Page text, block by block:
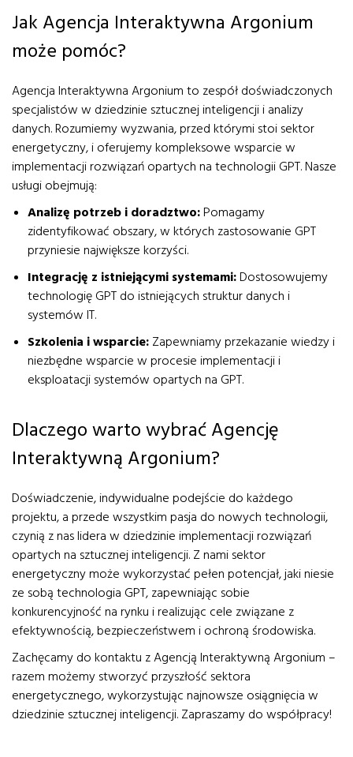
Jak Agencja Interaktywna Argonium
może pomóc?
Agencja Interaktywna Argonium to zespół doświadczonych
specjalistów w dziedzinie sztucznej inteligencji i analizy
danych. Rozumiemy wyzwania, przed którymi stoi sektor
energetyczny, i oferujemy kompleksowe wsparcie w
implementacji rozwiązań opartych na technologii GPT. Nasze
usługi obejmują:
Analizę potrzeb i doradztwo:Pomagamy
zidentyfikować obszary, w których zastosowanie GPT
przyniesie największe korzyści.
Integrację z istniejącymi systemami:Dostosowujemy
technologię GPT do istniejących struktur danych i
systemów IT.
Szkolenia i wsparcie: Zapewniamy przekazanie wiedzy i
niezbędne wsparcie w procesie implementacji i
eksploatacji systemów opartych na GPT.
Dlaczego warto wybrać Agencję
Interaktywną Argonium?
Doświadczenie, indywidualne podejście do każdego
projektu, a przede wszystkim pasja do nowych technologii,
czynią z nas lidera w dziedzinie implementacji rozwiązań
opartych na sztucznej inteligencji. Z nami sektor
energetyczny może wykorzystać pełen potencjał, jaki niesie
ze sobą technologia GPT, zapewniając sobie
konkurencyjność na rynku i realizując cele związane z
efektywnością, bezpieczeństwem i ochroną środowiska.
Zachęcamy do kontaktu z Agencją Interaktywną Argonium –
razem możemy stworzyć przyszłość sektora
energetycznego, wykorzystując najnowsze osiągnięcia w
dziedzinie sztucznej inteligencji. Zapraszamy do współpracy!